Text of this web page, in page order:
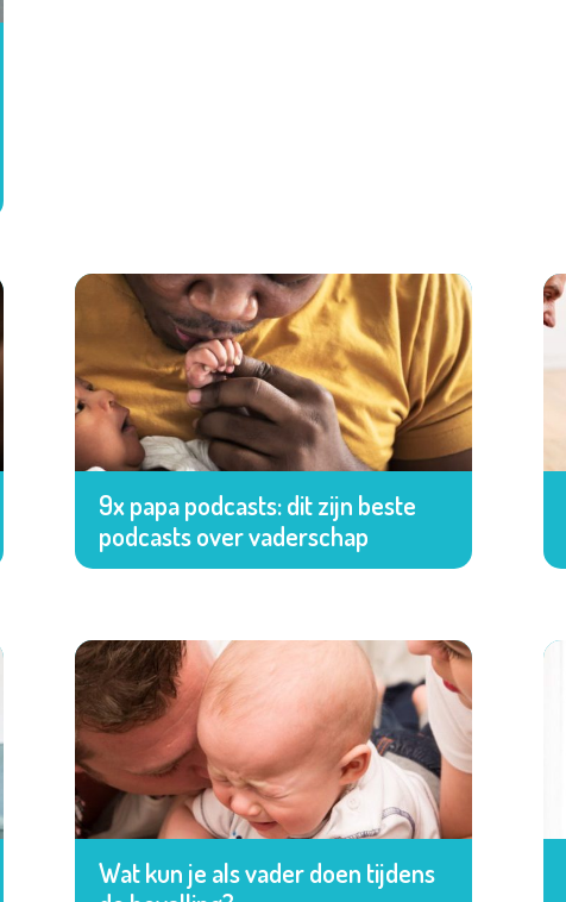
9x papa podcasts: dit zijn beste
podcasts over vaderschap
Wat kun je als vader doen tijdens